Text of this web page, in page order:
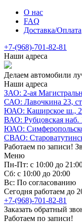
О нас
FAQ
Доставка/Оплата
+7-(968)-701-82-81
Наши адреса
Делаем автомобили
Наши адреса
ЗАО: 2-ая
САО: Лавочкина 23,
ЮАО: Каширское ш.,
ВАО: Рубцовская наб.
ЮАО:
СВАО:
Работаем по записи!
Меню
Пн-Пт: с 10:00 до
Сб: с 10:00 до 20:00
Вс: По согласованию
Сегодня работаем до
+7-(968)-701-82-81
Заказать обратный
Работаем по записи!